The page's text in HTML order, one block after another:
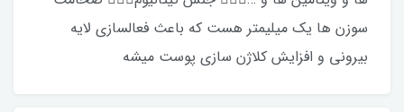
سوزن ها یک میلیمتر هست که باعث فعالسازی لایه
بیرونی و افزایش کلاژن سازی پوست میشه